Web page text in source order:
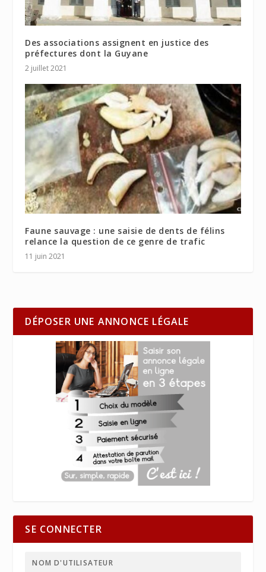
Des associations assignent en justice des
préfectures dont la Guyane
2 juillet 2021
Faune sauvage : une saisie de dents de félins
relance la question de ce genre de trafic
11 juin 2021
DÉPOSER UNE ANNONCE LÉGALE
SE CONNECTER